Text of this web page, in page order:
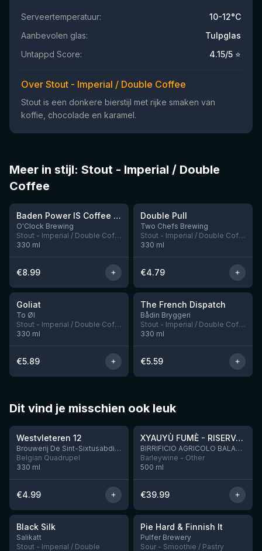
Serveertemperatuur:
10-12°C
Aanbevolen glas:
Tulpglas
Untappd Score:
4.15/5 ⭐
Over Stout - Imperial / Double Coffee
Stout is een donkere bierstijl met rijke smaken van
koffie, chocolade en karamel.
Meer in stijl: Stout - Imperial / Double
Coffee
Nog 1
★3.98
Baden Power IS Coffee Bourbon
O'Clock Brewing
Stout - Imperial / Double Coffee
330 ml
€8.99
Double Pull
Two Chefs Brewing
Stout - Imperial / Double Coffee
330 ml
€4.79
★ 4.03
Goliat
To Øl
Stout - Imperial / Double Coffee
330 ml
€5.89
Nog 1
★ 3.87
The French Dispatch
Bådin Bryggeri
Stout - Imperial / Double Coffee
330 ml
€5.59
Dit vind je misschien ook leuk
★4.46
Westvleteren 12
Brouwerij De Sint-Sixtusabdij van Westvleteren
Belgian Quadrupel
330 ml
€4.99
★4.48
XYAUYÙ FUMÈ - RISERVA 2019
BIRRIFICIO AGRICOLO BALADIN - Baladin Indipendente Italian Farm Brewery
Barleywine - Other
500 ml
€39.99
★ 4.53
Black Silk
Salikatt
Stout - Imperial / Double
Nog 1
★4.33
Pie Hard & Finnish It
Pulfer Brewery
Sour - Smoothie / Pastry